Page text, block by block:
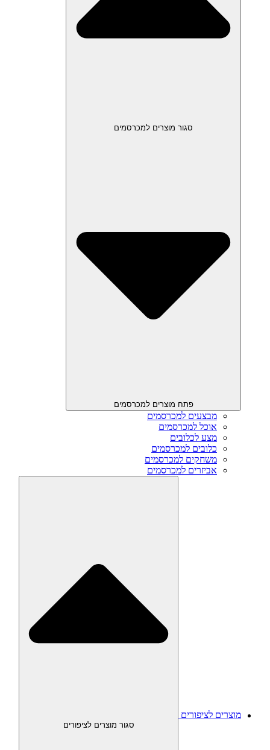
סגור מוצרים למכרסמים
פתח מוצרים למכרסמים
מבצעים למכרסמים
אוכל למכרסמים
מצע לכלובים
כלובים למכרסמים
משחקים למכרסמים
אביזרים למכרסמים
מוצרים לציפורים
סגור מוצרים לציפורים